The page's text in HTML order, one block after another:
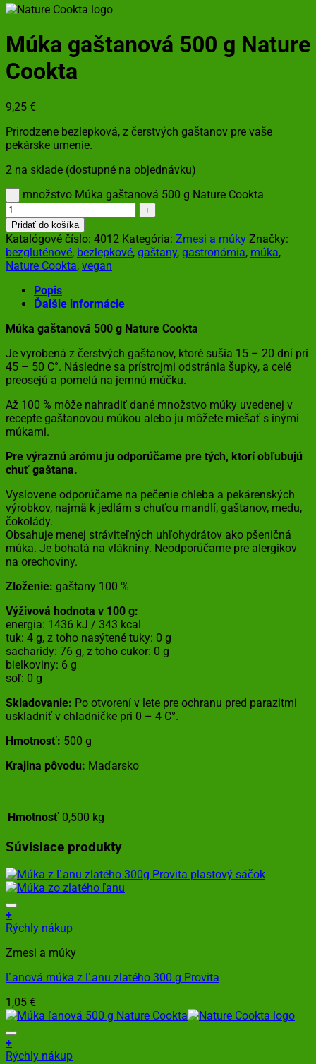
Múka gaštanová 500 g Nature
Cookta
9,25 €
Prirodzene bezlepková, z čerstvých gaštanov pre vaše
pekárske umenie.
2 na sklade (dostupné na objednávku)
množstvo Múka gaštanová 500 g Nature Cookta
Pridať do košíka
Katalógové číslo: 4012 Kategória: Zmesi a múky Značky:
bezgluténové, bezlepkové, gaštany, gastronómia, múka,
Nature Cookta, vegan
Popis
Ďalšie informácie
Múka gaštanová 500 g Nature Cookta
Je vyrobená z čerstvých gaštanov, ktoré sušia 15 – 20 dní pri
45 – 50 C°. Následne sa prístrojmi odstránia šupky, a celé
preosejú a pomelú na jemnú múčku.
Až 100 % môže nahradiť dané množstvo múky uvedenej v
recepte gaštanovou múkou alebo ju môžete miešať s inými
múkami.
Pre výraznú arómu ju odporúčame pre tých, ktorí obľubujú
chuť gaštana.
Vyslovene odporúčame na pečenie chleba a pekárenských
výrobkov, najmä k jedlám s chuťou mandlí, gaštanov, medu,
čokolády.
Obsahuje menej stráviteľných uhľohydrátov ako pšeničná
múka. Je bohatá na vlákniny. Neodporúčame pre alergikov
na orechoviny.
Zloženie: gaštany 100 %
Výživová hodnota v 100 g:
energia: 1436 kJ / 343 kcal
tuk: 4 g, z toho nasýtené tuky: 0 g
sacharidy: 76 g, z toho cukor: 0 g
bielkoviny: 6 g
soľ: 0 g
Skladovanie: Po otvorení v lete pre ochranu pred parazitmi
uskladniť v chladničke pri 0 – 4 C°.
Hmotnosť: 500 g
Krajina pôvodu: Maďarsko
Hmotnosť 0,500 kg
Súvisiace produkty
+
Rýchly nákup
Zmesi a múky
Ľanová múka z Ľanu zlatého 300 g Provita
1,05 €
+
Rýchly nákup